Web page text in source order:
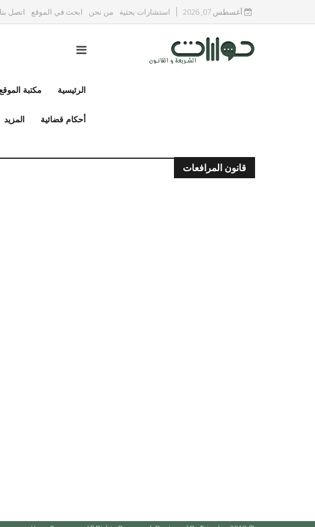
أغسطس 07, 2026 استشارات بحثية من نحن ابحث في الموقع اتصل بنا
الرئيسية مكتبة
أحكام قضائية المزيد
قانون المرافعات